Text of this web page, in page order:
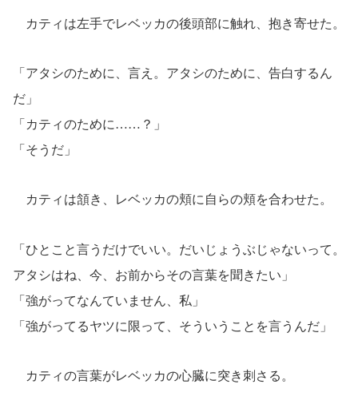
カティは左手でレベッカの後頭部に触れ、抱き寄せた。
「アタシのために、言え。アタシのために、告白するん
だ」
「カティのために……？」
「そうだ」
カティは頷き、レベッカの頬に自らの頬を合わせた。
「ひとこと言うだけでいい。だいじょうぶじゃないって。
アタシはね、今、お前からその言葉を聞きたい」
「強がってなんていません、私」
「強がってるヤツに限って、そういうことを言うんだ」
カティの言葉がレベッカの心臓に突き刺さる。